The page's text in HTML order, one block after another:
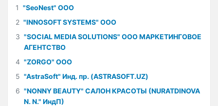
1 "SeoNest" ООО
2 "INNOSOFT SYSTEMS" ООО
3 "SOCIAL MEDIA SOLUTIONS" ООО МАРКЕТИНГОВОЕ
АГЕНТСТВО
4 "ZORGO" ООО
5 "AstraSoft" Инд. пр. (ASTRASOFT.UZ)
6 "NONNY BEAUTY" САЛОН КРАСОТЫ (NURATDINOVA
N. N." ИндП)